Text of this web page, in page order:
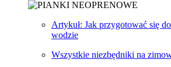
Artykuł: Jak przygotować się
wodzie
Wszystkie niezbędniki na